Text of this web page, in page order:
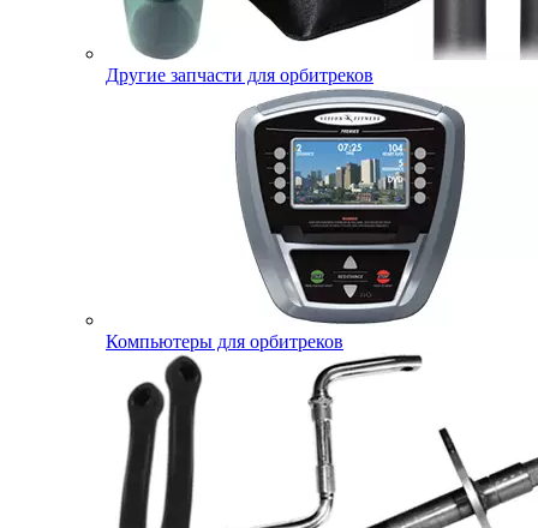
Другие запчасти для орбитреков
Компьютеры для орбитреков